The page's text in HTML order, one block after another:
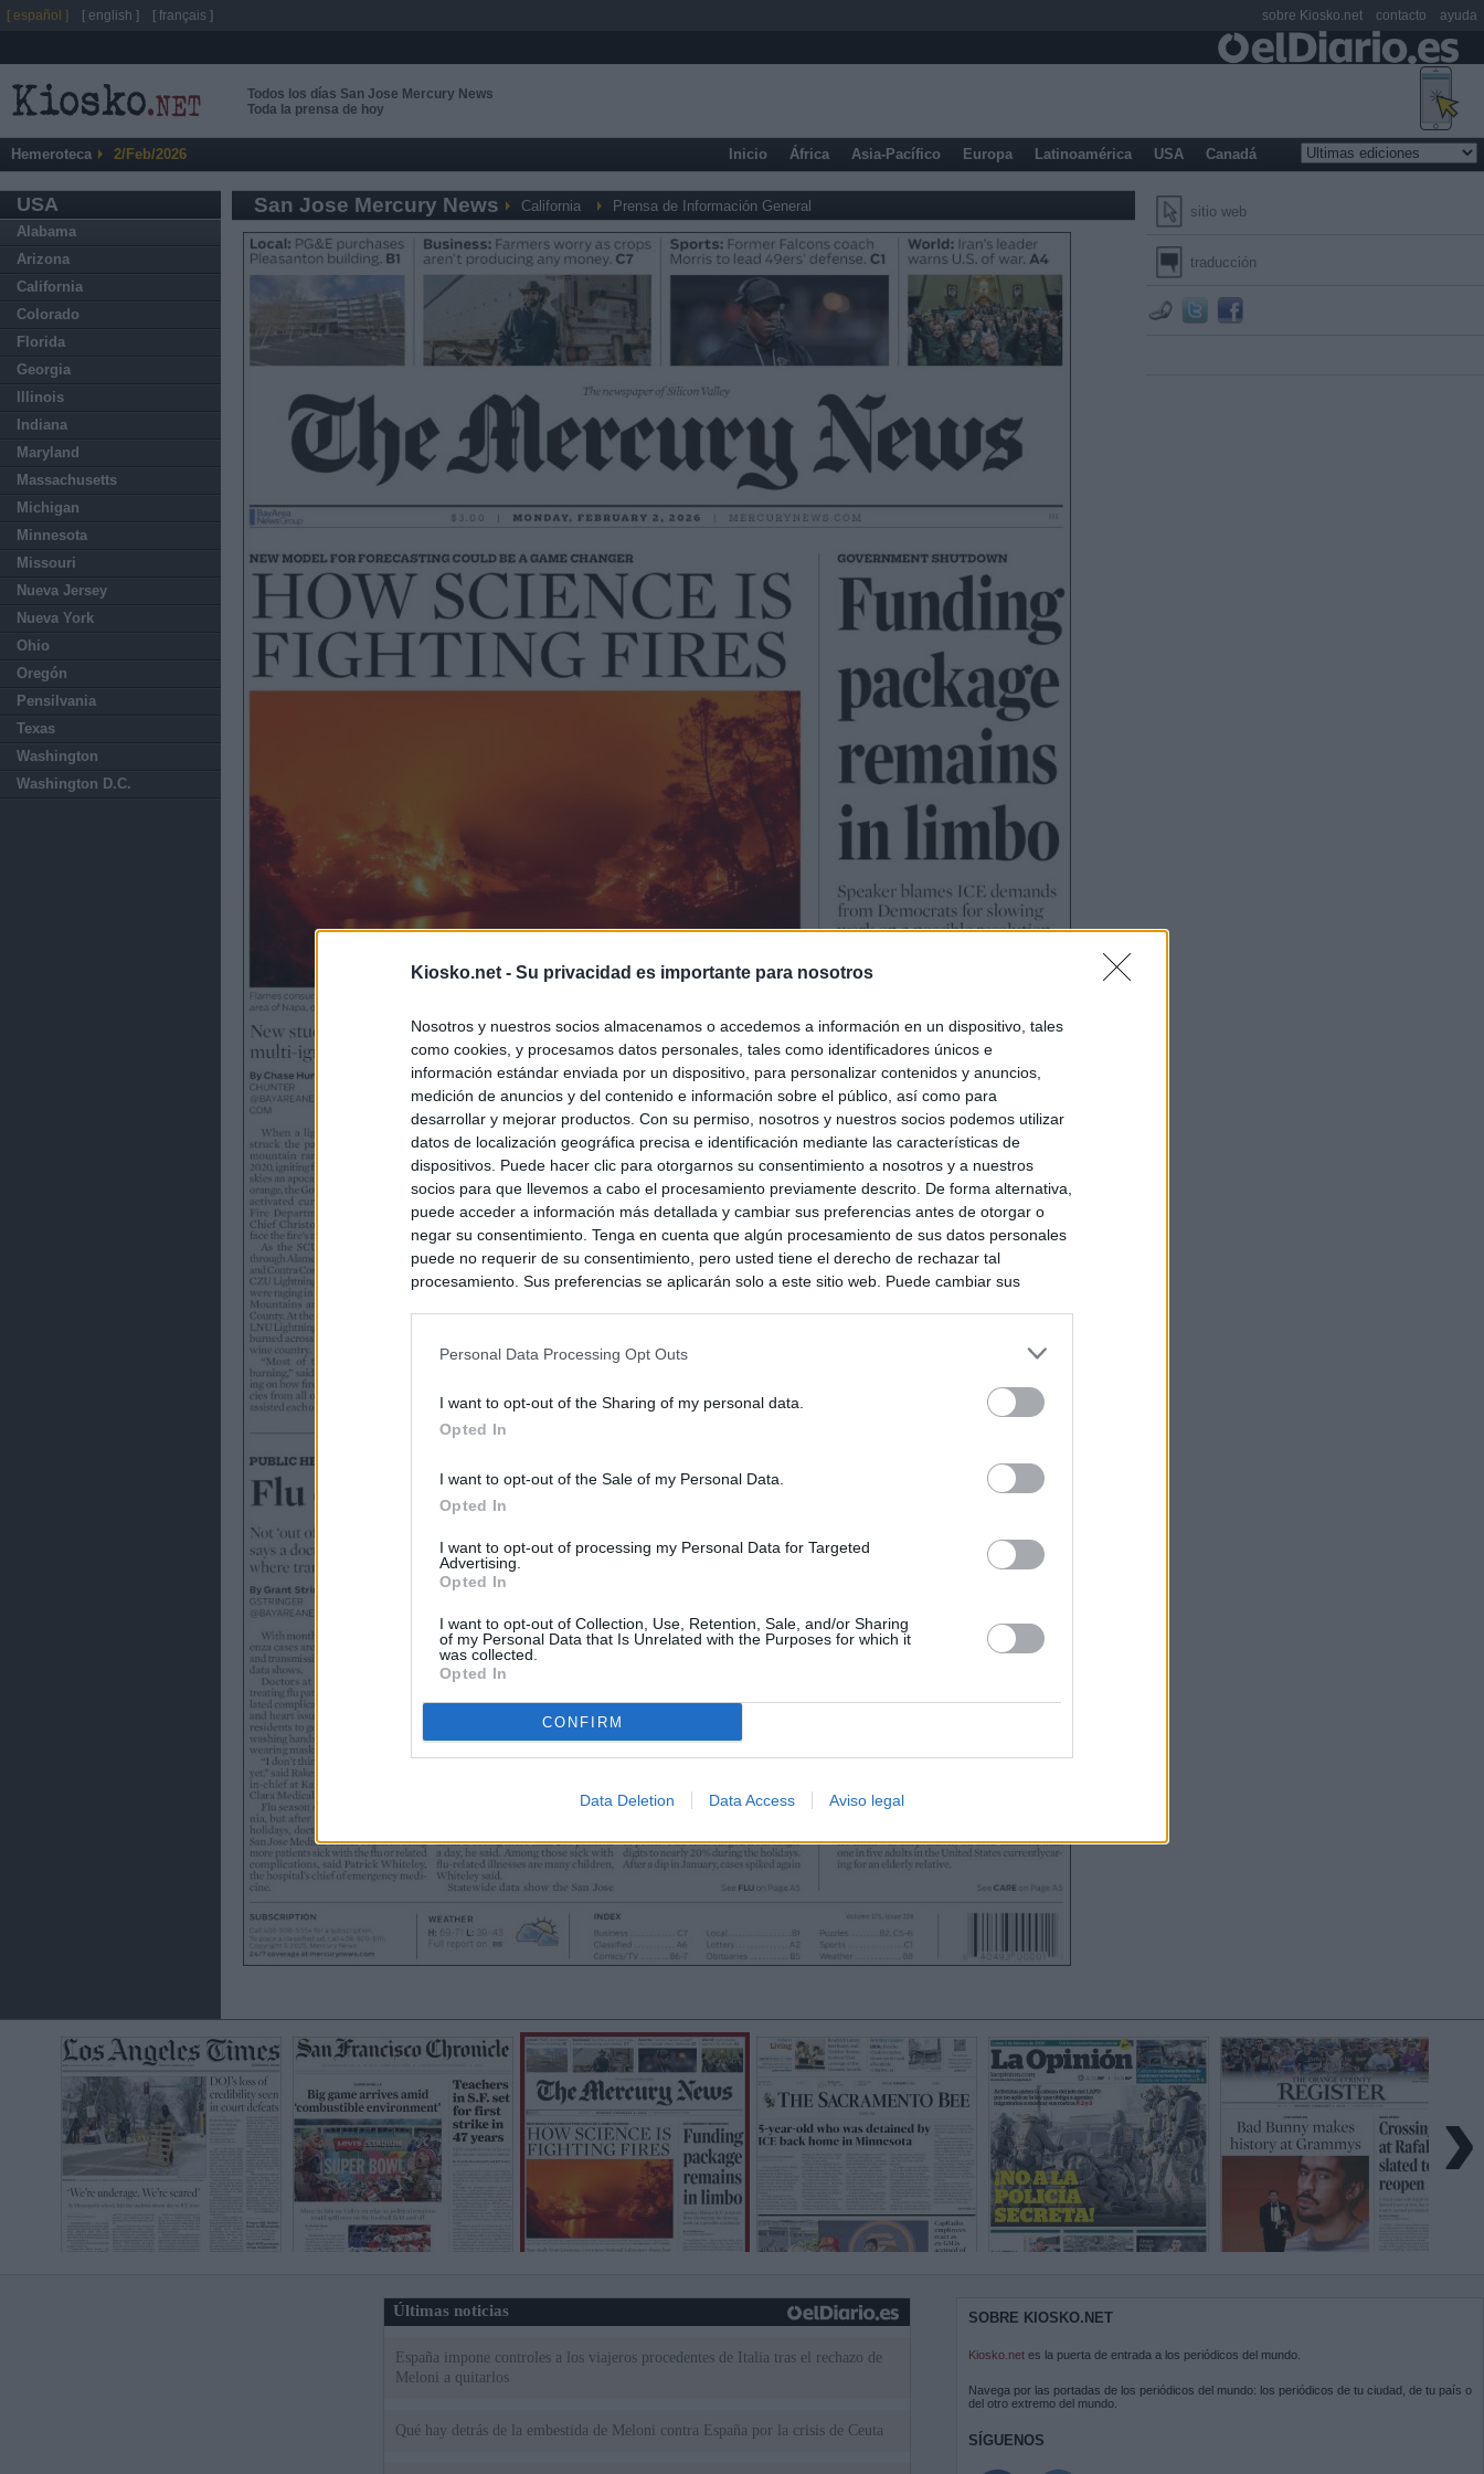
Kiosko.net - Su privacidad es importante para nosotros
Nosotros y nuestros socios almacenamos o accedemos a información en un dispositivo, tales
como cookies, y procesamos datos personales, tales como identificadores únicos e
información estándar enviada por un dispositivo, para personalizar contenidos y anuncios,
medición de anuncios y del contenido e información sobre el público, así como para
desarrollar y mejorar productos. Con su permiso, nosotros y nuestros socios podemos utilizar
datos de localización geográfica precisa e identificación mediante las características de
dispositivos. Puede hacer clic para otorgarnos su consentimiento a nosotros y a nuestros
socios para que llevemos a cabo el procesamiento previamente descrito. De forma alternativa,
puede acceder a información más detallada y cambiar sus preferencias antes de otorgar o
negar su consentimiento. Tenga en cuenta que algún procesamiento de sus datos personales
puede no requerir de su consentimiento, pero usted tiene el derecho de rechazar tal
procesamiento. Sus preferencias se aplicarán solo a este sitio web. Puede cambiar sus
Personal Data Processing Opt Outs
I want to opt-out of the Sharing of my personal data.
Opted In
I want to opt-out of the Sale of my Personal Data.
Opted In
I want to opt-out of processing my Personal Data for Targeted
Advertising.
Opted In
I want to opt-out of Collection, Use, Retention, Sale, and/or Sharing
of my Personal Data that Is Unrelated with the Purposes for which it
was collected.
Opted In
CONFIRM
Data Deletion Data Access Aviso legal
Todos los días San Jose Mercury News
Toda la prensa de hoy
Hemeroteca 2/Feb/2026 Inicio África Asia-Pacífico Europa Latinoamérica USA Canadá
USA
Alabama
Arizona
California
Colorado
Florida
Georgia
Illinois
Indiana
Maryland
Massachusetts
Michigan
Minnesota
Missouri
Nueva Jersey
Nueva York
Ohio
Oregón
Pensilvania
Texas
Washington
Washington D.C.
sitio web
traducción
San Jose Mercury News California Prensa de Información General
›
Últimas noticias
España impone controles a los viajeros procedentes de Italia tras el rechazo de
Meloni a quitarlos
Qué hay detrás de la embestida de Meloni contra España por la crisis de Ceuta
SOBRE KIOSKO.NET
Kiosko.net es la puerta de entrada a los periódicos del mundo.
Navega por las portadas de los periódicos del mundo: los periódicos de tu ciudad, de tu país o
del otro extremo del mundo.
SÍGUENOS
[ español ] [ english ] [ français ] sobre Kiosko.net contacto ayuda